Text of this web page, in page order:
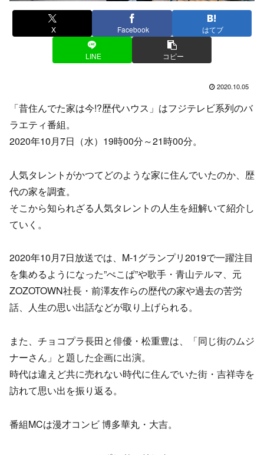
X Facebook はてブ
LINE コピー
2020.10.05
「昔住んでた家は今!?歴代ハウス」はフジテレビ系列のバ
ラエティ番組。
2020年10月7日（水）19時00分～21時00分。
人気タレントがかつてどのような家に住んでいたのか、歴
代の家を調査。
そこから知られざる人気タレントの人生を紐解いて紹介し
ていく。
2020年10月7日放送では、M-1グランプリ2019で一躍注目
を集めるようになった”ぺこぱ”や歌手・青山テルマ、元
ZOZOTOWN社長・前澤友作らの歴代の家や過去の苦労
話、人生の思い出話などが取り上げられる。
また、チョコプラ長田と俳優・松重豊は、「同じ街のムジ
ナーさん」と題した企画に出演。
時代は違えど共に売れない時代に住んでいた街・吉祥寺を
訪れて思い出を振り返る。
番組MCは漫才コンビ 博多華丸・大吉。